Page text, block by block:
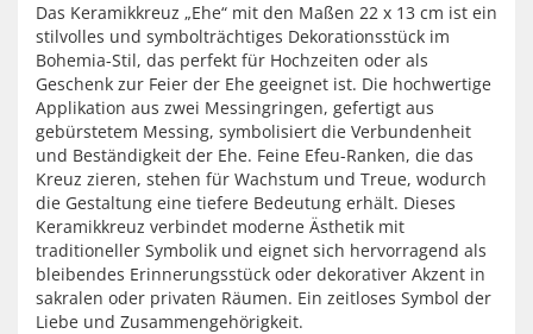
Das Keramikkreuz „Ehe“ mit den Maßen 22 x 13 cm ist ein
stilvolles und symbolträchtiges Dekorationsstück im
Bohemia-Stil, das perfekt für Hochzeiten oder als
Geschenk zur Feier der Ehe geeignet ist. Die hochwertige
Applikation aus zwei Messingringen, gefertigt aus
gebürstetem Messing, symbolisiert die Verbundenheit
und Beständigkeit der Ehe. Feine Efeu-Ranken, die das
Kreuz zieren, stehen für Wachstum und Treue, wodurch
die Gestaltung eine tiefere Bedeutung erhält. Dieses
Keramikkreuz verbindet moderne Ästhetik mit
traditioneller Symbolik und eignet sich hervorragend als
bleibendes Erinnerungsstück oder dekorativer Akzent in
sakralen oder privaten Räumen. Ein zeitloses Symbol der
Liebe und Zusammengehörigkeit.